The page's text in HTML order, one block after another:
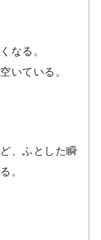
なる。
いている。
、ふとした瞬
。